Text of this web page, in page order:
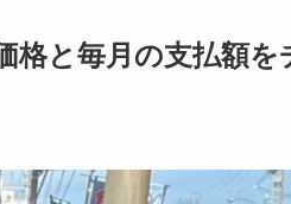
格と毎月の支払額を